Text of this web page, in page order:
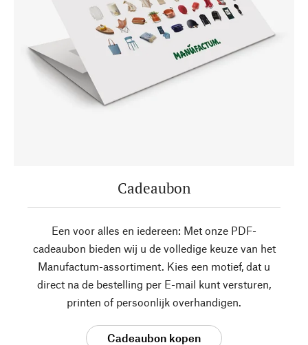
Cadeaubon
Een voor alles en iedereen: Met onze PDF-
cadeaubon bieden wij u de volledige keuze van het
Manufactum-assortiment. Kies een motief, dat u
direct na de bestelling per E-mail kunt versturen,
printen of persoonlijk overhandigen.
Cadeaubon kopen